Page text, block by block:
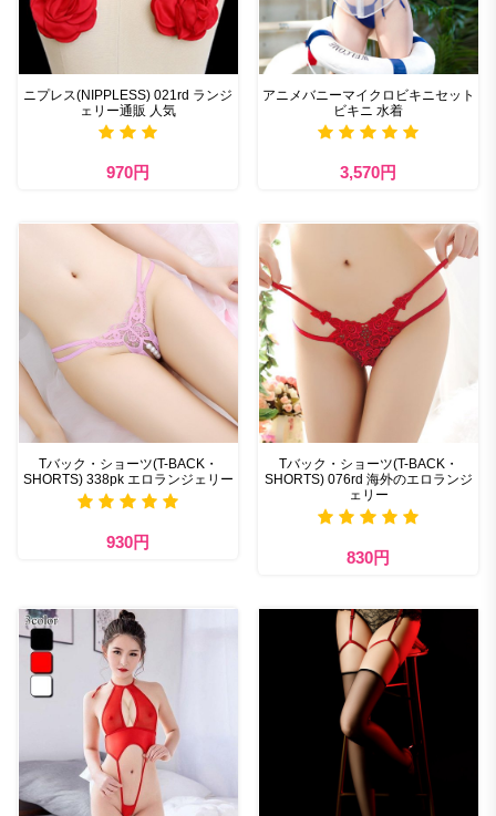
ニプレス(NIPPLESS) 021rd ランジ
ェリー通販 人気
970円
アニメバニーマイクロビキニセット
ビキニ 水着​
3,570円
Tバック・ショーツ(T-BACK・
SHORTS) 338pk エロランジェリー
930円
Tバック・ショーツ(T-BACK・
SHORTS) 076rd 海外のエロランジ
ェリー
830円